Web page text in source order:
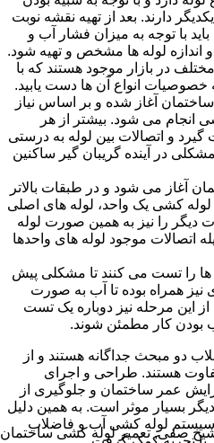
دارند. بعد از تهیه نقشه نوبت
با توجه به میزان فشار آب و
لوله ها مشخص و تهیه شود.
در بازار موجود هستند که با
انواع آن ها دست یابید.
آغاز شده و بر اساس نیاز
انجام می شود. بیشتر از هر
و اتصالات بین لوله به درستی
در آینده گریبان گیر ساکنین
آغاز می شود و در طبقات بالاتر
لوله کشی یک واحد، لوله های اصلی
دیگر را نیز به همین صورت لوله
اتصالات موجود لوله های واحدها
ها را تست می کنند تا مشکلی پیش
نیز همراه بوده تا آب به صورت
این مرحله نیز دوباره یک تست
بودن کار مطمئن شوند.
دو مبحث جداگانه هستند و از
هستند. طراحی و اجرای
عمر ساختمان و جلوگیری از
بسیار موثر است. به همین دلیل
سیستم لوله کشی آب و فاضلاب
صفی, تعمیر لوله کشی ساختمان